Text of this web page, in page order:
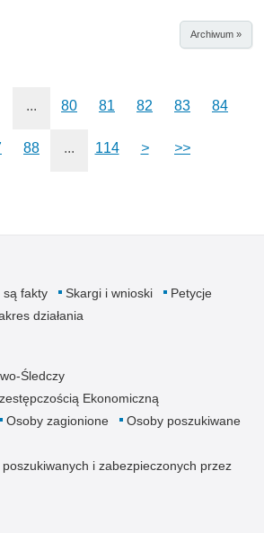
Archiwum »
... 80 81 82 83 84
88 ... 114 > >>
są fakty Skargi i wnioski
Petycje
działania
Śledczy
Ekonomiczną
Osoby zagionione
Osoby poszukiwane
i zabezpieczonych przez